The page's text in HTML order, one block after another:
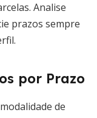
Analise
prazos sempre
por Prazo
de